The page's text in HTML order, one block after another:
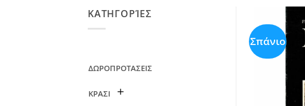
ΚΑΤΗΓΟΡΊΕΣ
ΔΩΡΟΠΡΟΤΑΣΕΙΣ
ΚΡΑΣΙ
Σπάνιο